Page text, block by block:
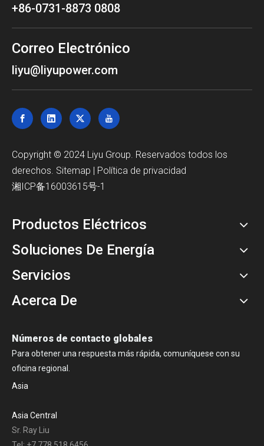
+86-0731-8873 0808
Correo Electrónico
liyu@liyupower.com
Copyright © 2024 Liyu Group. Reservados todos los
derechos. Sitemap | Política de privacidad
湘ICP备16003615号-1
Productos Eléctricos
Soluciones De Energía
Servicios
Acerca De
Números de contacto globales
Para obtener una respuesta más rápida, comuníquese con su
oficina regional.
Asia
Asia Central
Sr. Ray Liu